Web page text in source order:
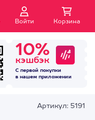
Войти Корзина
10%
кэшбэк
С первой покупки
в нашем приложении
Артикул: 5191